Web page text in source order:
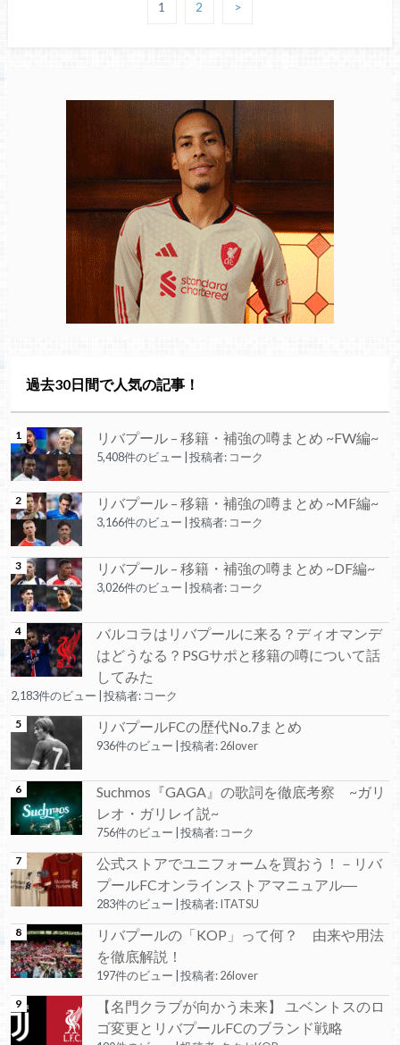
1 2 >
過去30日間で人気の記事！
リバプール – 移籍・補強の噂まとめ ~FW編~
5,408件のビュー 投稿者: コーク
リバプール – 移籍・補強の噂まとめ ~MF編~
3,166件のビュー 投稿者: コーク
リバプール – 移籍・補強の噂まとめ ~DF編~
3,026件のビュー 投稿者: コーク
バルコラはリバプールに来る？ディオマンデ
はどうなる？PSGサポと移籍の噂について話
してみた
2,183件のビュー 投稿者: コーク
リバプールFCの歴代No.7まとめ
936件のビュー 投稿者:26lover
Suchmos『GAGA』の歌詞を徹底考察 ~ガリ
レオ・ガリレイ説~
756件のビュー 投稿者: コーク
公式ストアでユニフォームを買おう！－リバ
プールFCオンラインストアマニュアル―
283件のビュー 投稿者:ITATSU
リバプールの「KOP」って何？ 由来や用法
を徹底解説！
197件のビュー 投稿者:26lover
【名門クラブが向かう未来】 ユベントスのロ
ゴ変更とリバプールFCのブランド戦略